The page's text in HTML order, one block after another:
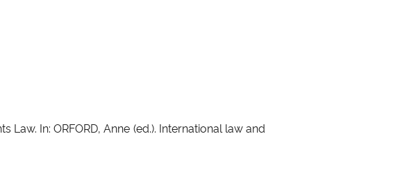
In: ORFORD, Anne (ed.). International law and